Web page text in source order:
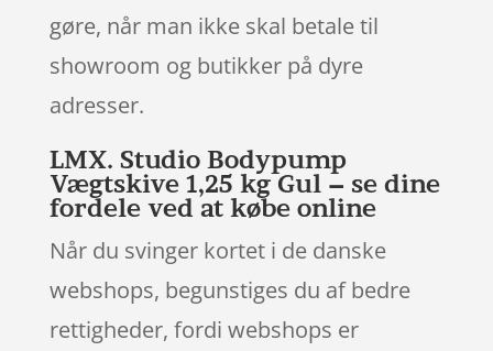
gøre, når man ikke skal betale til
showroom og butikker på dyre
adresser.
LMX. Studio Bodypump
Vægtskive 1,25 kg Gul – se dine
fordele ved at købe online
Når du svinger kortet i de danske
webshops, begunstiges du af bedre
rettigheder, fordi webshops er